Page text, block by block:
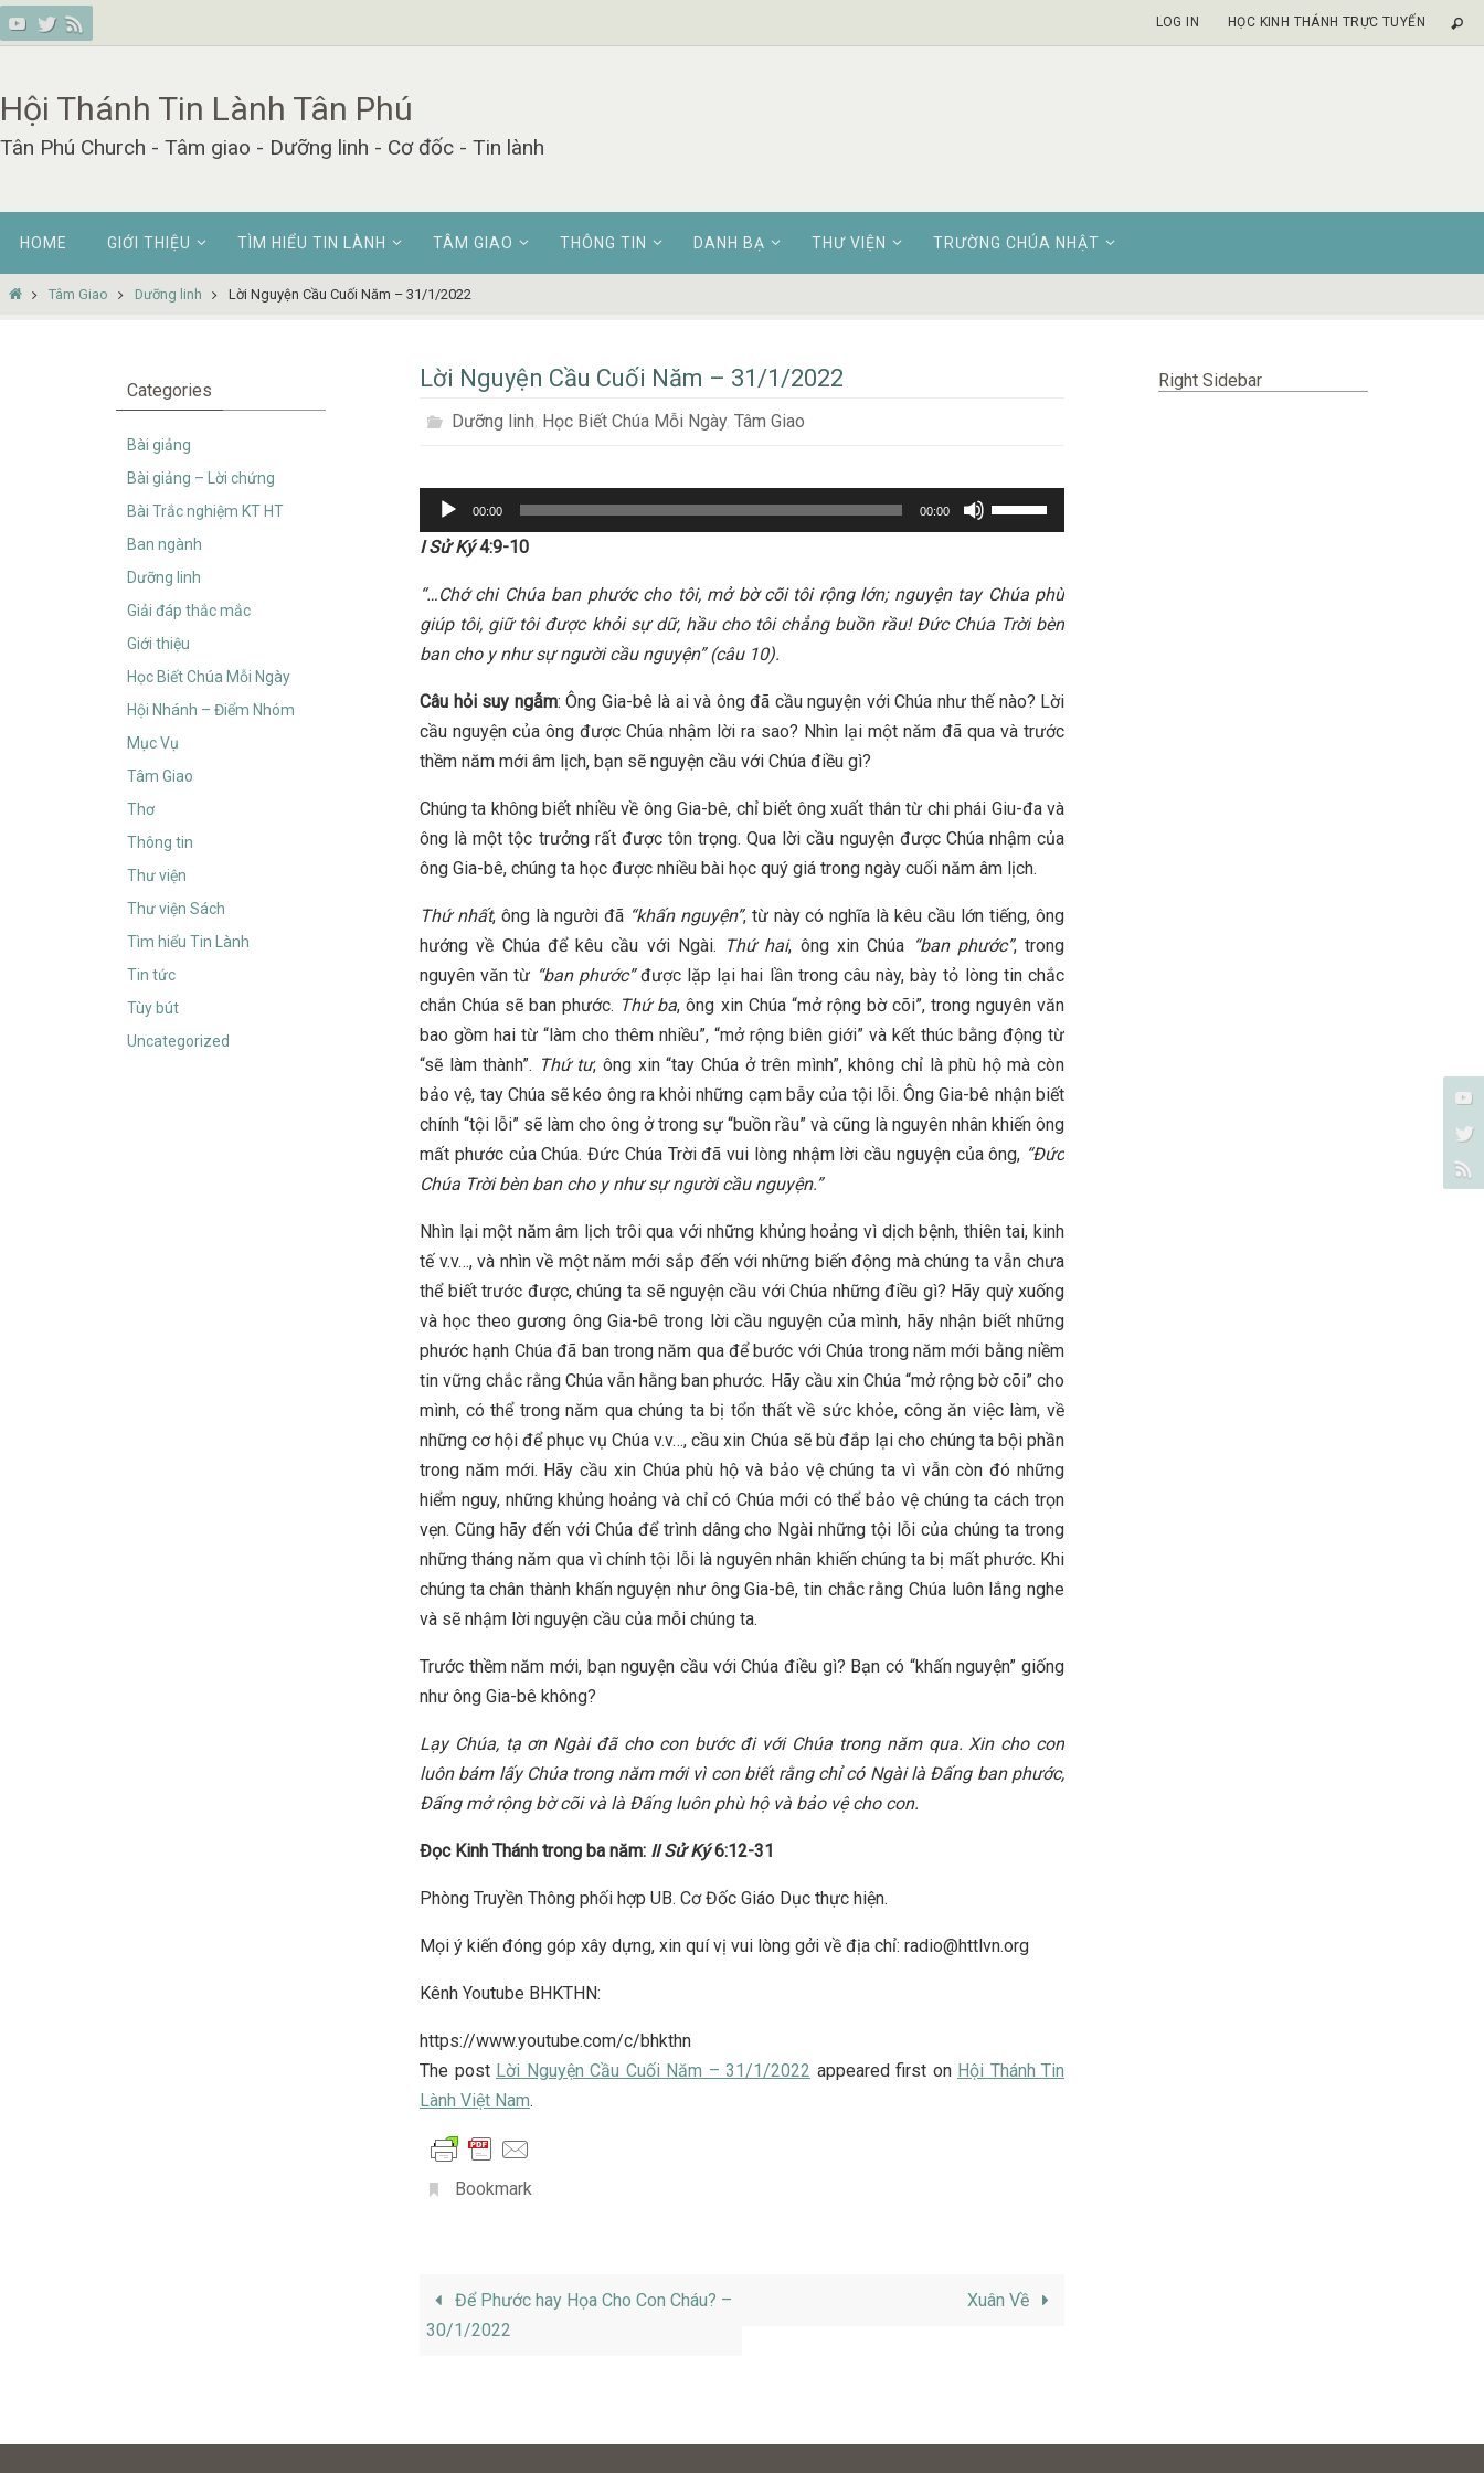
Skip
to
LOG IN HỌC KINH THÁNH TRỰC TUYẾN
Hội Thánh Tin Lành Tân Phú
Tân Phú Church - Tâm giao - Dưỡng linh - Cơ đốc - Tin lành
content
HOME GIỚI THIỆU TÌM HIỂU TIN LÀNH TÂM GIAO THÔNG TIN DANH BẠ THƯ VIỆN TRƯỜNG CHÚA NHẬT
HomeTâm Giao Dưỡng linh Lời Nguyện Cầu Cuối Năm – 31/1/2022
Lời Nguyện Cầu Cuối Năm – 31/1/2022
Dưỡng linh, Học Biết Chúa Mỗi Ngày, Tâm Giao
Audio
Player
00:00 00:00
Use
Up/Down
keys
to
decrease
volume.
I Sử Ký4:9-10
“…Chớ chi Chúa ban phước cho tôi, mở bờ cõi tôi rộng lớn; nguyện tay Chúa phù
giúp tôi, giữ tôi được khỏi sự dữ, hầu cho tôi chẳng buồn rầu! Đức Chúa Trời bèn
ban cho y như sự người cầu nguyện”(câu 10).
Câu hỏi suy ngẫm: Ông Gia-bê là ai và ông đã cầu nguyện với Chúa như thế nào? Lời
cầu nguyện của ông được Chúa nhậm lời ra sao? Nhìn lại một năm đã qua và trước
thềm năm mới âm lịch, bạn sẽ nguyện cầu với Chúa điều gì?
Chúng ta không biết nhiều về ông Gia-bê, chỉ biết ông xuất thân từ chi phái Giu-đa và
ông là một tộc trưởng rất được tôn trọng. Qua lời cầu nguyện được Chúa nhậm của
ông Gia-bê, chúng ta học được nhiều bài học quý giá trong ngày cuối năm âm lịch.
Thứ nhất, ông là người đã “khấn nguyện”, từ này có nghĩa là kêu cầu lớn tiếng, ông
hướng về Chúa để kêu cầu với Ngài. Thứ hai, ông xin Chúa “ban phước”, trong
nguyên văn từ “ban phước”được lặp lại hai lần trong câu này, bày tỏ lòng tin chắc
chắn Chúa sẽ ban phước. Thứ ba, ông xin Chúa “mở rộng bờ cõi”, trong nguyên văn
bao gồm hai từ “làm cho thêm nhiều”, “mở rộng biên giới” và kết thúc bằng động từ
“sẽ làm thành”. Thứ tư, ông xin “tay Chúa ở trên mình”, không chỉ là phù hộ mà còn
bảo vệ, tay Chúa sẽ kéo ông ra khỏi những cạm bẫy của tội lỗi. Ông Gia-bê nhận biết
chính “tội lỗi” sẽ làm cho ông ở trong sự “buồn rầu” và cũng là nguyên nhân khiến ông
mất phước của Chúa. Đức Chúa Trời đã vui lòng nhậm lời cầu nguyện của ông, “Đức
Chúa Trời bèn ban cho y như sự người cầu nguyện.”
Nhìn lại một năm âm lịch trôi qua với những khủng hoảng vì dịch bệnh, thiên tai, kinh
tế v.v…, và nhìn về một năm mới sắp đến với những biến động mà chúng ta vẫn chưa
thể biết trước được, chúng ta sẽ nguyện cầu với Chúa những điều gì? Hãy quỳ xuống
và học theo gương ông Gia-bê trong lời cầu nguyện của mình, hãy nhận biết những
phước hạnh Chúa đã ban trong năm qua để bước với Chúa trong năm mới bằng niềm
tin vững chắc rằng Chúa vẫn hằng ban phước. Hãy cầu xin Chúa “mở rộng bờ cõi” cho
mình, có thể trong năm qua chúng ta bị tổn thất về sức khỏe, công ăn việc làm, về
những cơ hội để phục vụ Chúa v.v…, cầu xin Chúa sẽ bù đắp lại cho chúng ta bội phần
trong năm mới. Hãy cầu xin Chúa phù hộ và bảo vệ chúng ta vì vẫn còn đó những
hiểm nguy, những khủng hoảng và chỉ có Chúa mới có thể bảo vệ chúng ta cách trọn
vẹn. Cũng hãy đến với Chúa để trình dâng cho Ngài những tội lỗi của chúng ta trong
những tháng năm qua vì chính tội lỗi là nguyên nhân khiến chúng ta bị mất phước. Khi
chúng ta chân thành khấn nguyện như ông Gia-bê, tin chắc rằng Chúa luôn lắng nghe
và sẽ nhậm lời nguyện cầu của mỗi chúng ta.
Trước thềm năm mới, bạn nguyện cầu với Chúa điều gì? Bạn có “khấn nguyện” giống
như ông Gia-bê không?
Lạy Chúa, tạ ơn Ngài đã cho con bước đi với Chúa trong năm qua. Xin cho con
luôn bám lấy Chúa trong năm mới vì con biết rằng chỉ có Ngài là Đấng ban phước,
Đấng mở rộng bờ cõi và là Đấngluônphù hộ và bảo vệ cho con.
Đọc Kinh Thánh trong ba năm: II Sử Ký6:12-31
Phòng Truyền Thông phối hợp UB. Cơ Đốc Giáo Dục thực hiện.
Mọi ý kiến đóng góp xây dựng, xin quí vị vui lòng gởi về địa chỉ: radio@httlvn.org
Kênh Youtube BHKTHN:
https://www.youtube.com/c/bhkthn
The post Lời Nguyện Cầu Cuối Năm – 31/1/2022 appeared first on Hội Thánh Tin
Lành Việt Nam.
Bookmark.
Để Phước hay Họa Cho Con Cháu? –
30/1/2022
Xuân Về
Categories
Bài giảng
Bài giảng – Lời chứng
Bài Trắc nghiệm KT HT
Ban ngành
Dưỡng linh
Giải đáp thắc mắc
Giới thiệu
Học Biết Chúa Mỗi Ngày
Hội Nhánh – Điểm Nhóm
Mục Vụ
Tâm Giao
Thơ
Thông tin
Thư viện
Thư viện Sách
Tìm hiểu Tin Lành
Tin tức
Tùy bút
Uncategorized
Right Sidebar